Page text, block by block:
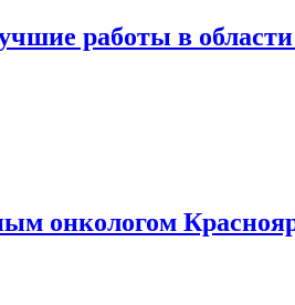
работы в
онкологом